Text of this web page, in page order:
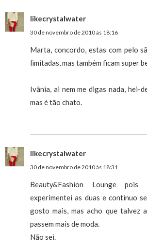
likecrystalwater
30 de novembro de 2010 às 18:16
Marta, concordo, estas com pelo
limitadas, mas também ficam super
Ivânia, ai nem me digas nada, hei-
mas é tão chato.
likecrystalwater
30 de novembro de 2010 às 18:31
Beauty&Fashion Lounge
experimentei as duas e continuo
gosto mais, mas acho que talvez
passem mais de moda.
Não sei.